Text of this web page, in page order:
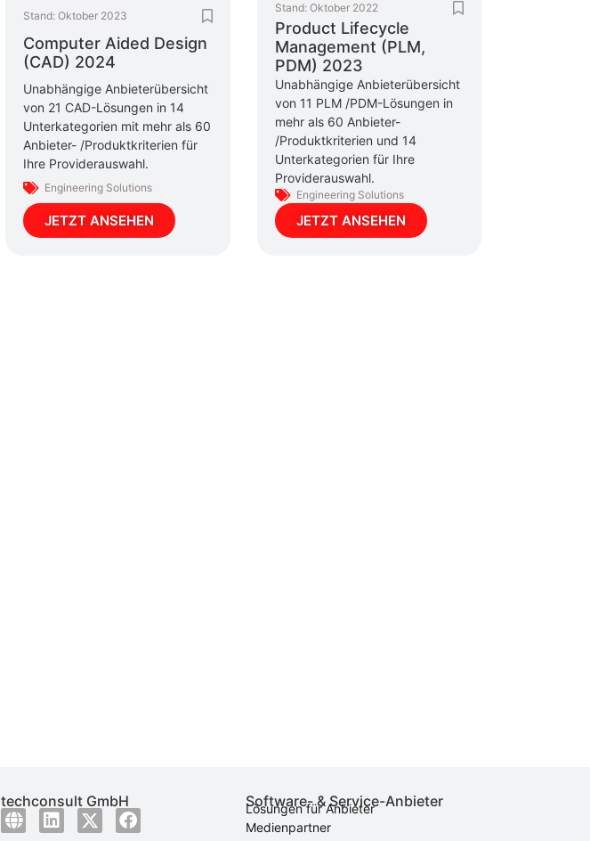
Stand: Oktober 2023
Computer Aided Design
(CAD) 2024
Unabhängige Anbieterübersicht
von 21 CAD-Lösungen in 14
Unterkategorien mit mehr als 60
Anbieter- /Produktkriterien für
Ihre Providerauswahl.
Engineering Solutions
JETZT ANSEHEN
Stand: Oktober 2022
Product Lifecycle
Management (PLM,
PDM) 2023
Unabhängige Anbieterübersicht
von 11 PLM /PDM-Lösungen in
mehr als 60 Anbieter-
/Produktkriterien und 14
Unterkategorien für Ihre
Providerauswahl.
Engineering Solutions
JETZT ANSEHEN
techconsult GmbH Software- & Service-Anbieter
Lösungen für Anbieter
Medienpartner